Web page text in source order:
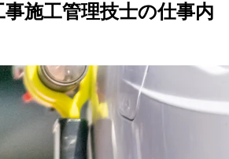
事施工管理技士の仕事内